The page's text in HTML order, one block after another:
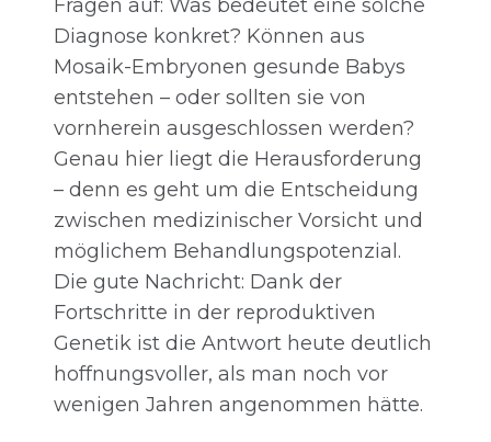
Fragen auf: Was bedeutet eine solche
Diagnose konkret? Können aus
Mosaik-Embryonen gesunde Babys
entstehen – oder sollten sie von
vornherein ausgeschlossen werden?
Genau hier liegt die Herausforderung
– denn es geht um die Entscheidung
zwischen medizinischer Vorsicht und
möglichem Behandlungspotenzial.
Die gute Nachricht: Dank der
Fortschritte in der reproduktiven
Genetik ist die Antwort heute deutlich
hoffnungsvoller, als man noch vor
wenigen Jahren angenommen hätte.